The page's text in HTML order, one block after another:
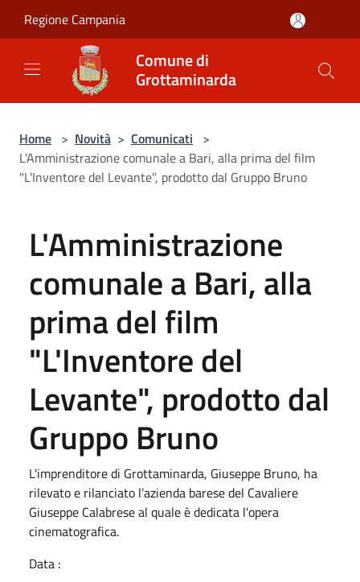
Regione Campania
Comune di
Grottaminarda
Home > Novità > Comunicati >
L'Amministrazione comunale a Bari, alla prima del film
"L'Inventore del Levante", prodotto dal Gruppo Bruno
L'Amministrazione
comunale a Bari, alla
prima del film
"L'Inventore del
Levante", prodotto dal
Gruppo Bruno
L'imprenditore di Grottaminarda, Giuseppe Bruno, ha
rilevato e rilanciato l’azienda barese del Cavaliere
Giuseppe Calabrese al quale è dedicata l'opera
cinematografica.
Data :